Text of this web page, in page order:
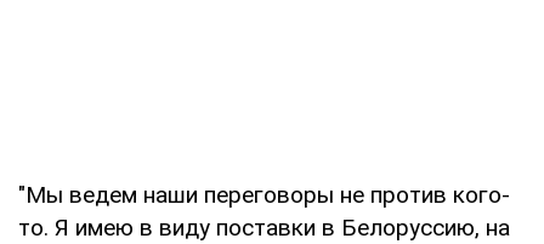
"Мы ведем наши переговоры не против кого-
то. Я имею в виду поставки в Белоруссию, на